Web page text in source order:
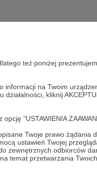
też poniżej
na Twoim
kliknij
"USTAWIENIA
Twoje prawo żądania
ustawień Twojej
zewnętrznych odbiorców
temat przetwarzania